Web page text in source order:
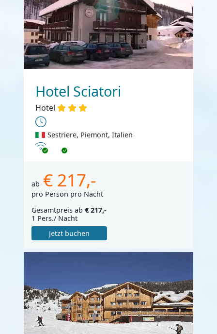
Hotel Sciatori
Hotel
Sestriere, Piemont, Italien
Internet
ab € 217,-
pro Person pro Nacht
Gesamtpreis ab € 217,-
1 Pers./ Nacht
Jetzt buchen